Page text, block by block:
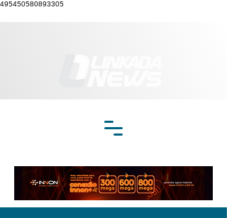
495450580893305